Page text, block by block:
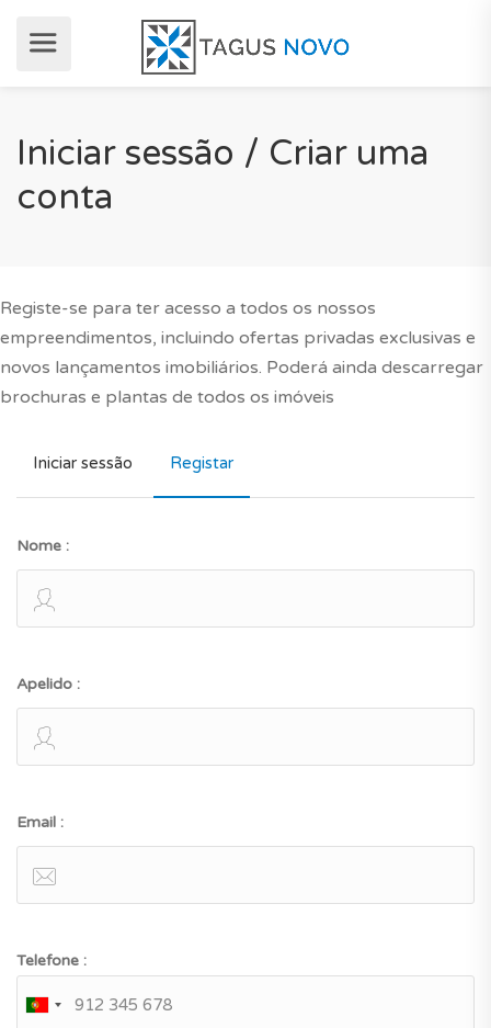
Iniciar sessão / Criar uma
conta
Registe-se para ter acesso a todos os nossos
empreendimentos, incluindo ofertas privadas exclusivas e
novos lançamentos imobiliários. Poderá ainda descarregar
brochuras e plantas de todos os imóveis
Iniciar sessão Registar
Nome :
Apelido :
Email :
Telefone :